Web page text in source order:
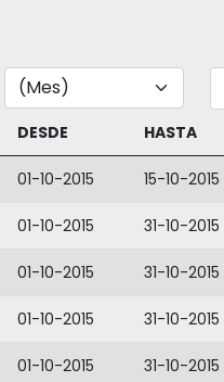
DESDE HASTA
01-10-2015 15-10-2015
01-10-2015 31-10-2015
01-10-2015 31-10-2015
01-10-2015 31-10-2015
01-10-2015 31-10-2015